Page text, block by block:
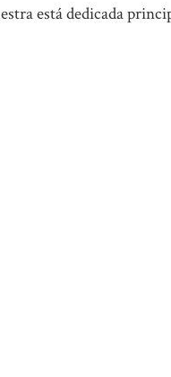
está dedicada